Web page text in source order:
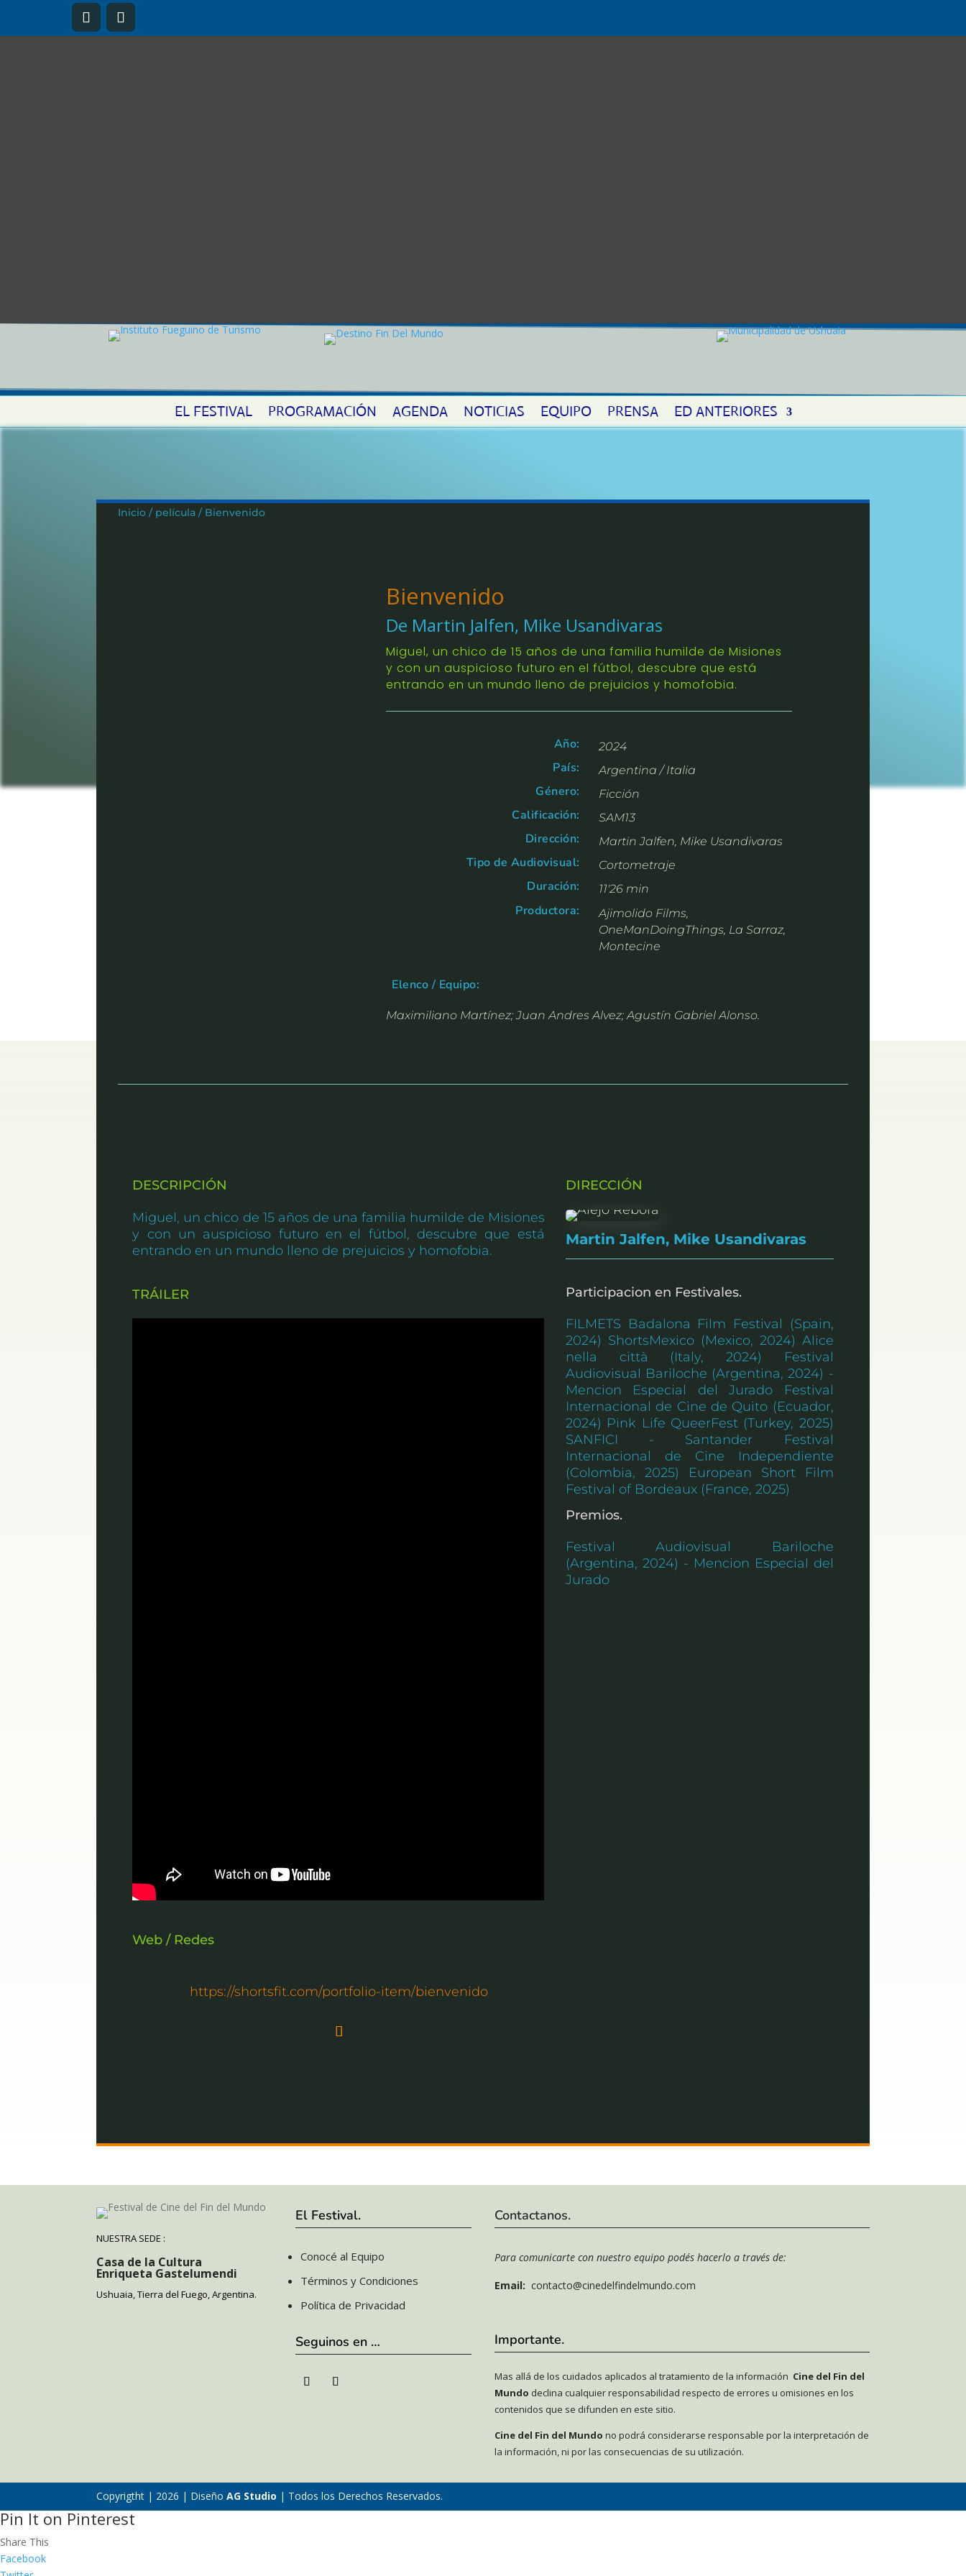
EL FESTIVAL PROGRAMACIÓN AGENDA NOTICIAS EQUIPO PRENSA ED ANTERIORES
Inicio / película / Bienvenido
Bienvenido
De Martin Jalfen, Mike Usandivaras
Miguel, un chico de 15 años de una familia humilde de Misiones
y con un auspicioso futuro en el fútbol, descubre que está
entrando en un mundo lleno de prejuicios y homofobia.
Año: 2024
País: Argentina / Italia
Género: Ficción
Calificación: SAM13
Dirección: Martin Jalfen, Mike Usandivaras
Tipo de Audiovisual: Cortometraje
Duración: 11'26 min
Productora:
Ajimolido Films,
OneManDoingThings, La Sarraz,
Montecine
Elenco / Equipo:
Maximiliano Martínez; Juan Andres Alvez; Agustín Gabriel Alonso.
DESCRIPCIÓN
Miguel, un chico de 15 años de una familia humilde de Misiones
y con un auspicioso futuro en el fútbol, descubre que está
entrando en un mundo lleno de prejuicios y homofobia.
TRÁILER
Web / Redes
https://shortsfit.com/portfolio-item/bienvenido
DIRECCIÓN
Martin Jalfen, Mike Usandivaras
Participacion en Festivales.
FILMETS Badalona Film Festival (Spain,
2024) ShortsMexico (Mexico, 2024) Alice
nella città (Italy, 2024) Festival
Audiovisual Bariloche (Argentina, 2024) -
Mencion Especial del Jurado Festival
Internacional de Cine de Quito (Ecuador,
2024) Pink Life QueerFest (Turkey, 2025)
SANFICI - Santander Festival
Internacional de Cine Independiente
(Colombia, 2025) European Short Film
Festival of Bordeaux (France, 2025)
Premios.
Festival Audiovisual Bariloche
(Argentina, 2024) - Mencion Especial del
Jurado
NUESTRA SEDE :
Casa de la Cultura
Enriqueta Gastelumendi
Ushuaia, Tierra del Fuego, Argentina.
El Festival.
Conocé al Equipo
Términos y Condiciones
Política de Privacidad
Seguinos en …
Contactanos.
Para comunicarte con nuestro equipo podés hacerlo a través de:
Email: contacto@cinedelfindelmundo.com
Importante.
Mas allá de los cuidados aplicados al tratamiento de la información Cine del Fin del
Mundo declina cualquier responsabilidad respecto de errores u omisiones en los
contenidos que se difunden en este sitio.
Cine del Fin del Mundo no podrá considerarse responsable por la interpretación de
la información, ni por las consecuencias de su utilización.
Copyrigtht | 2026 | DiseñoAG Studio | Todos los Derechos Reservados.
Pin It on Pinterest
Share This
Facebook